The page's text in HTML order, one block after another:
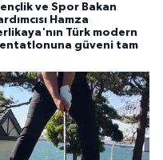
ve Spor Bakan
Hamza
Türk modern
güveni tam